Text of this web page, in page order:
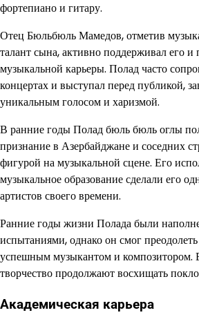
фортепиано и гитару.
Отец Бюльбюль Мамедов, отметив
талант сына, активно поддерживал его и
музыкальной карьеры. Полад часто
концертах и выступал перед публикой,
уникальным голосом и харизмой.
В ранние годы Полад бюль бюль оглы
признание в Азербайджане и соседних
фигурой на музыкальной сцене. Его
музыкальное образование сделали его
артистов своего времени.
Ранние годы жизни Полада были
испытаниями, однако он смог
успешным музыкантом и композитором.
творчество продолжают восхищать
Академическая карьера